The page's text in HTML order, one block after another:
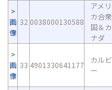
画
像
32 0038000130588
アメリ
カ合衆
国＆カ
ナダ
画
像
33 4901330641177
カルビ
ー